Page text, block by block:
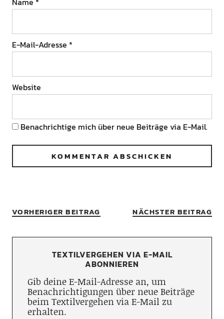
E-Mail-Adresse *
Website
Benachrichtige mich über neue Beiträge via E-Mail.
VORHERIGER BEITRAG NÄCHSTER BEITRAG
TEXTILVERGEHEN VIA E-MAIL
ABONNIEREN
Gib deine E-Mail-Adresse an, um
Benachrichtigungen über neue Beiträge
beim Textilvergehen via E-Mail zu
erhalten.